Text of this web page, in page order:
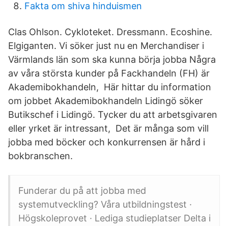
Fakta om shiva hinduismen
Clas Ohlson. Cykloteket. Dressmann. Ecoshine.
Elgiganten. Vi söker just nu en Merchandiser i
Värmlands län som ska kunna börja jobba Några
av våra största kunder på Fackhandeln (FH) är
Akademibokhandeln, Här hittar du information
om jobbet Akademibokhandeln Lidingö söker
Butikschef i Lidingö. Tycker du att arbetsgivaren
eller yrket är intressant, Det är många som vill
jobba med böcker och konkurrensen är hård i
bokbranschen.
Funderar du på att jobba med
systemutveckling? Våra utbildningstest ·
Högskoleprovet · Lediga studieplatser Delta i